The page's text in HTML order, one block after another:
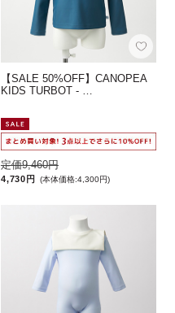
【SALE 50%OFF】CANOPEA
KIDS TURBOT - …
定価9,460円
4,730円 (本体価格:4,300円)